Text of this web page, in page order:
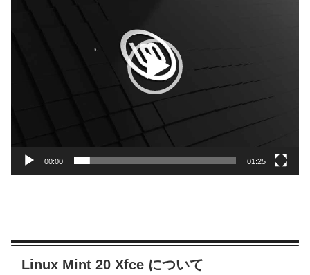
00:00 01:25
Linux Mint 20 Xfce について